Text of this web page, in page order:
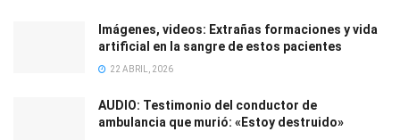
Imágenes, videos: Extrañas formaciones y vida
artificial en la sangre de estos pacientes
22 ABRIL, 2026
AUDIO: Testimonio del conductor de
ambulancia que murió: «Estoy destruido»